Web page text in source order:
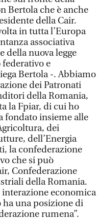
Bertola che è anche
della Cair.
in tutta l’Europa
associativa
della nuova legge
federativo e
Bertola -. Abbiamo
dei Patronati
della Romania,
la Fpiar, di cui ho
fondato insieme alle
dei
dell’Energia
la confederazione
che si può
Confederazione
della Romania.
economica
una posizione di
rumena”.